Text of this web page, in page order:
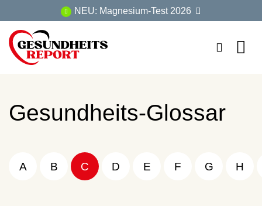
Inhalt
springen
NEU: Magnesium-Test 2026
Gesundheits-Glossar
A B C D E F G H